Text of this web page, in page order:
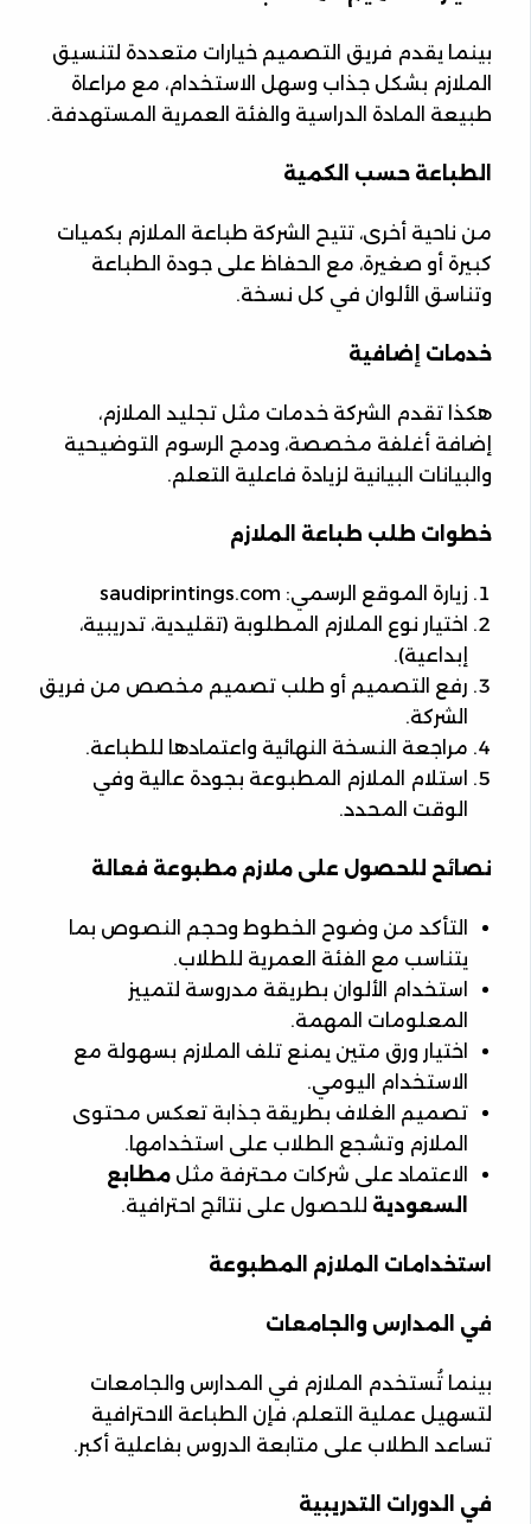
بينما يقدم فريق التصميم خيارات متعددة لتنسيق
الملازم بشكل جذاب وسهل الاستخدام، مع مراعاة
طبيعة المادة الدراسية والفئة العمرية المستهدفة.
الطباعة حسب الكمية
من ناحية أخرى، تتيح الشركة طباعة الملازم بكميات
كبيرة أو صغيرة، مع الحفاظ على جودة الطباعة
وتناسق الألوان في كل نسخة.
خدمات إضافية
هكذا تقدم الشركة خدمات مثل تجليد الملازم،
إضافة أغلفة مخصصة، ودمج الرسوم التوضيحية
والبيانات البيانية لزيادة فاعلية التعلم.
خطوات طلب طباعة الملازم
زيارة الموقع الرسمي: saudiprintings.com
اختيار نوع الملازم المطلوبة (تقليدية، تدريبية،
إبداعية).
رفع التصميم أو طلب تصميم مخصص من فريق
الشركة.
مراجعة النسخة النهائية واعتمادها للطباعة.
استلام الملازم المطبوعة بجودة عالية وفي
الوقت المحدد.
نصائح للحصول على ملازم مطبوعة فعالة
التأكد من وضوح الخطوط وحجم النصوص بما
يتناسب مع الفئة العمرية للطلاب.
استخدام الألوان بطريقة مدروسة لتمييز
المعلومات المهمة.
اختيار ورق متين يمنع تلف الملازم بسهولة مع
الاستخدام اليومي.
تصميم الغلاف بطريقة جذابة تعكس محتوى
الملازم وتشجع الطلاب على استخدامها.
الاعتماد على شركات محترفة مثل مطابع
السعودية للحصول على نتائج احترافية.
استخدامات الملازم المطبوعة
في المدارس والجامعات
بينما تُستخدم الملازم في المدارس والجامعات
لتسهيل عملية التعلم، فإن الطباعة الاحترافية
تساعد الطلاب على متابعة الدروس بفاعلية أكبر.
في الدورات التدريبية